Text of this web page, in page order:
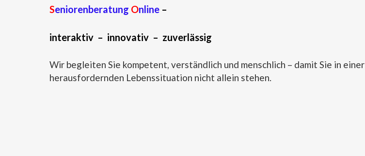
Seniorenberatung Online –
interaktiv – innovativ – zuverlässig
Wir begleiten Sie kompetent, verständlich und menschlich – damit Sie in einer
herausfordernden Lebenssituation nicht allein stehen.